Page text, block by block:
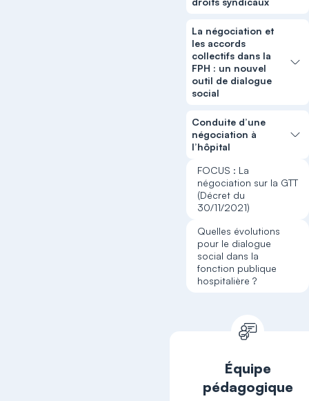
La négociation et
les accords
collectifs dans la
FPH : un nouvel
outil de dialogue
social
Conduite d’une
négociation à
l’hôpital
FOCUS : La
négociation sur la GTT
(Décret du
30/11/2021)
Quelles évolutions
pour le dialogue
social dans la
fonction publique
hospitalière ?
Équipe
pédagogique